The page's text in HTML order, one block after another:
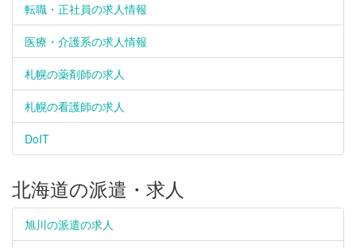
転職・正社員の求人情報
医療・介護系の求人情報
札幌の薬剤師の求人
札幌の看護師の求人
DoIT
北海道の派遣・求人
旭川の派遣の求人